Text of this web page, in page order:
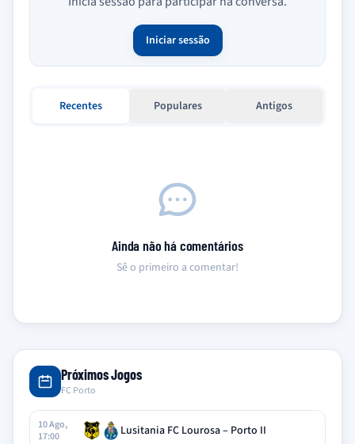
Iniciar sessão
Recentes Populares Antigos
Ainda não há comentários
Sê o primeiro a comentar!
Próximos Jogos
FC Porto
10 Ago,
17:00
Lusitania FC Lourosa – Porto II